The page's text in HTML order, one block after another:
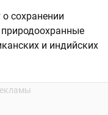
сохранении
и индийских